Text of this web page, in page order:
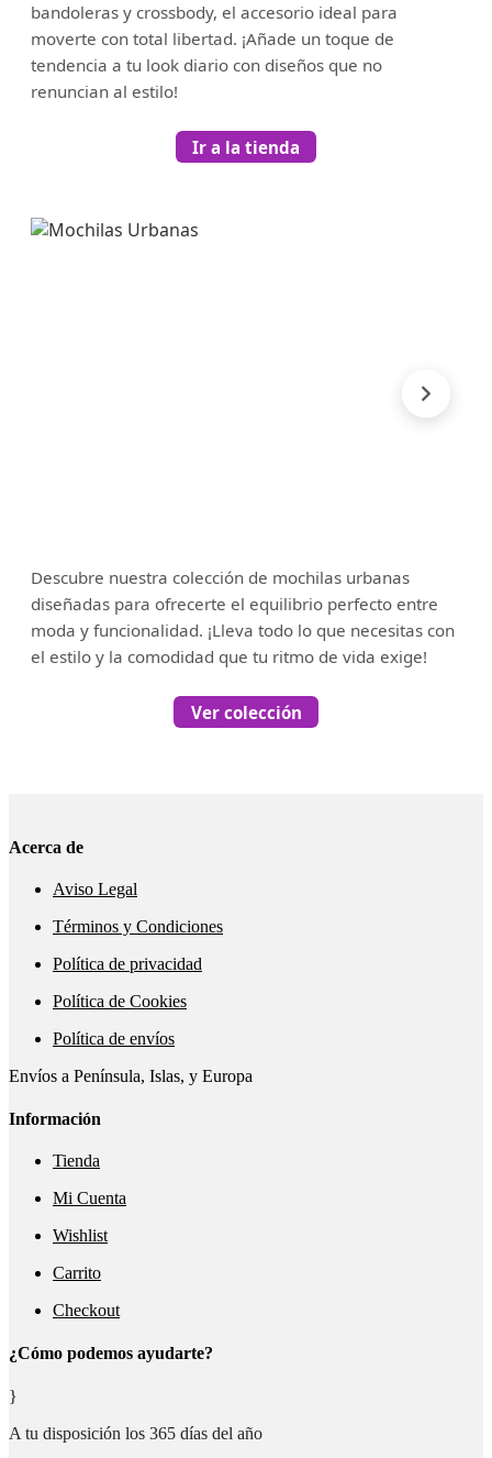
bandoleras y crossbody, el accesorio ideal para
moverte con total libertad. ¡Añade un toque de
tendencia a tu look diario con diseños que no
renuncian al estilo!
Ir a la tienda
Descubre nuestra colección de mochilas urbanas
diseñadas para ofrecerte el equilibrio perfecto entre
moda y funcionalidad. ¡Lleva todo lo que necesitas con
el estilo y la comodidad que tu ritmo de vida exige!
Ver colección
Acerca de
Aviso Legal
Términos y Condiciones
Política de privacidad
Política de Cookies
Política de envíos
Envíos a Península, Islas, y Europa
Información
Tienda
Mi Cuenta
Wishlist
Carrito
Checkout
¿Cómo podemos ayudarte?
}
A tu disposición los 365 días del año